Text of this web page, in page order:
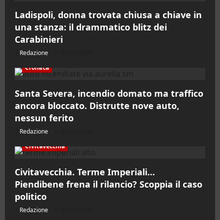
Ladispoli, donna trovata chiusa a chiave in
una stanza: il drammatico blitz dei
Carabinieri
Redazione
Cronaca
Santa Severa, incendio domato ma traffico
ancora bloccato. Distrutte nove auto,
nessun ferito
Redazione
Civitavecchia
Civitavecchia. Terme Imperiali…
Piendibene frena il rilancio? Scoppia il caso
politico
Redazione